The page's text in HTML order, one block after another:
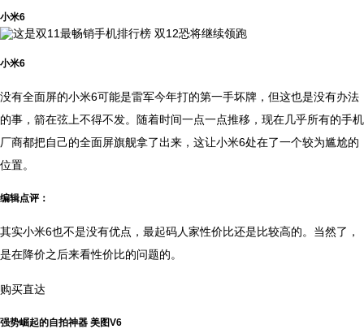
小米6
小米6
没有全面屏的小米6可能是雷军今年打的第一手坏牌，但这也是没有办法
的事，箭在弦上不得不发。随着时间一点一点推移，现在几乎所有的手机
厂商都把自己的全面屏旗舰拿了出来，这让小米6处在了一个较为尴尬的
位置。
编辑点评：
其实小米6也不是没有优点，最起码人家性价比还是比较高的。当然了，
是在降价之后来看性价比的问题的。
购买直达
强势崛起的自拍神器 美图V6